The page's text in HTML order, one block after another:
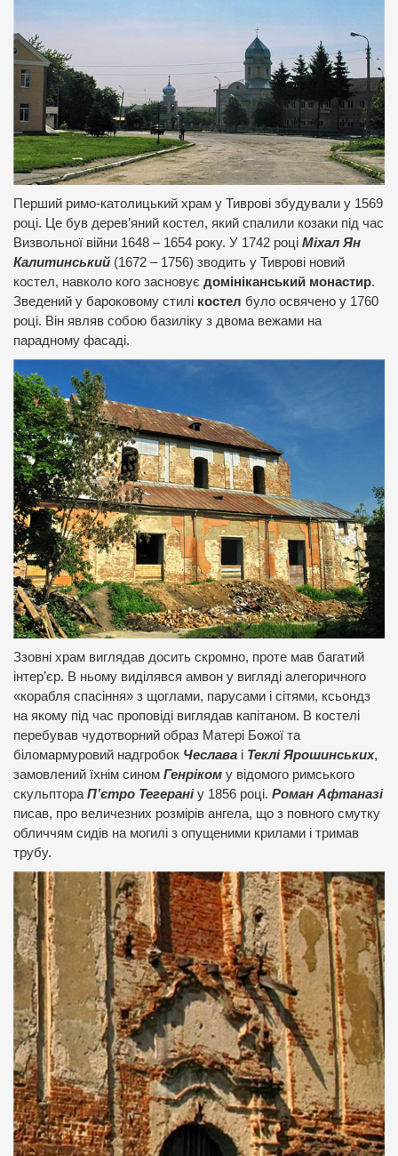
Перший римо-католицький храм у Тиврові збудували у 1569
році. Це був дерев’яний костел, який спалили козаки під час
Визвольної війни 1648 – 1654 року. У 1742 році Міхал Ян
Калитинський (1672 – 1756) зводить у Тиврові новий
костел, навколо кого засновує домініканський монастир.
Зведений у бароковому стилі костел було освячено у 1760
році. Він являв собою базиліку з двома вежами на
парадному фасаді.
Ззовні храм виглядав досить скромно, проте мав багатий
інтер’єр. В ньому виділявся амвон у вигляді алегоричного
«корабля спасіння» з щоглами, парусами і сітями, ксьондз
на якому під час проповіді виглядав капітаном. В костелі
перебував чудотворний образ Матері Божої та
біломармуровий надгробок Чеслава і Теклі Ярошинських,
замовлений їхнім сином Генріком у відомого римського
скульптора П’єтро Тегераніу 1856 році. Роман Афтаназі
писав, про величезних розмірів ангела, що з повного смутку
обличчям сидів на могилі з опущеними крилами і тримав
трубу.